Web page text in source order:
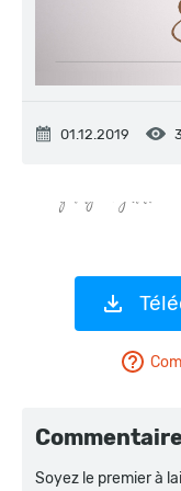
01.12.2019
Soyez le premier à